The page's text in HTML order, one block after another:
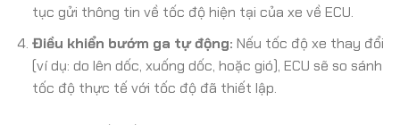
tục gửi thông tin về tốc độ hiện tại của xe về ECU.
Điều khiển bướm ga tự động: Nếu tốc độ xe thay đổi
(ví dụ: do lên dốc, xuống dốc, hoặc gió), ECU sẽ so sánh
tốc độ thực tế với tốc độ đã thiết lập.